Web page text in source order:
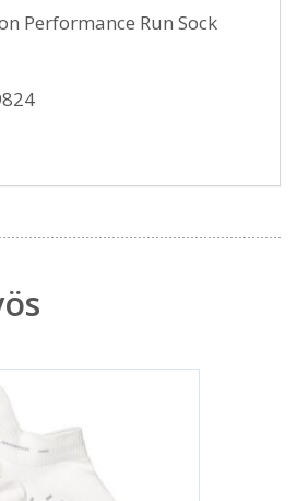
Performance Run Sock